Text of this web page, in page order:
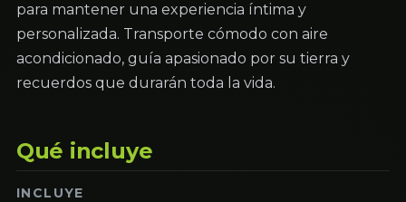
para mantener una experiencia íntima y
personalizada. Transporte cómodo con aire
acondicionado, guía apasionado por su tierra y
recuerdos que durarán toda la vida.
Qué incluye
INCLUYE